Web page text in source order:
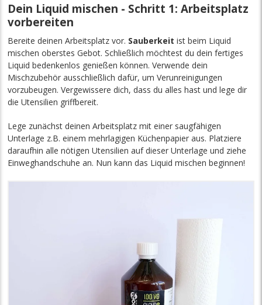
Dein Liquid mischen - Schritt 1: Arbeitsplatz
vorbereiten
Bereite deinen Arbeitsplatz vor. Sauberkeit ist beim Liquid
mischen oberstes Gebot. Schließlich möchtest du dein fertiges
Liquid bedenkenlos genießen können. Verwende dein
Mischzubehör ausschließlich dafür, um Verunreinigungen
vorzubeugen. Vergewissere dich, dass du alles hast und lege dir
die Utensilien griffbereit.
Lege zunächst deinen Arbeitsplatz mit einer saugfähigen
Unterlage z.B. einem mehrlagigen Küchenpapier aus. Platziere
daraufhin alle nötigen Utensilien auf dieser Unterlage und ziehe
Einweghandschuhe an. Nun kann das Liquid mischen beginnen!